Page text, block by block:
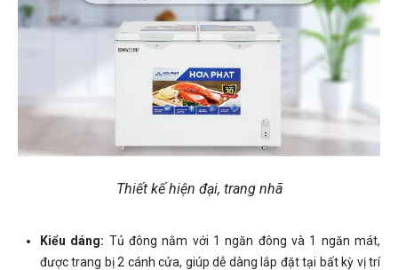
Thiết kế hiện đại, trang nhã
Kiểu dáng: Tủ đông nằm với 1 ngăn đông và 1 ngăn mát,
được trang bị 2 cánh cửa, giúp dễ dàng lắp đặt tại bất kỳ vị trí